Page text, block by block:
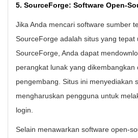
5. SourceForge: Software Open-
Jika Anda mencari software sumber
SourceForge adalah situs yang tepat
SourceForge, Anda dapat
perangkat lunak yang dikembangkan
pengembang. Situs ini menyediakan
mengharuskan pengguna untuk
login.
Selain menawarkan software open-